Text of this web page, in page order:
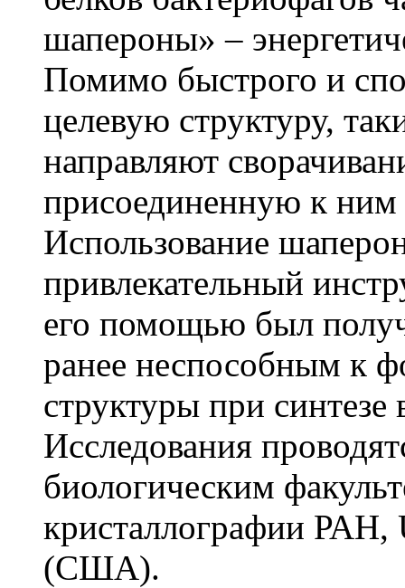
шапероны» –
Помимо быcтрого и
целевую структуру,
направляют
присоединенную к ним
Использование
привлекательный
его помощью был
ранее неспособным к
структуры при синтезе
Исследования
биологическим
кристаллографии РАН,
(США).